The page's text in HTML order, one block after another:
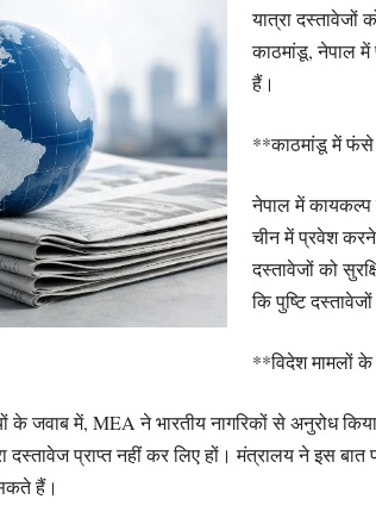
यात्रा दस्तावेजों
काठमांडू, नेपाल
हैं।
**काठमांडू में फंसे
नेपाल में कायकल्प
चीन में प्रवेश
दस्तावेजों को
कि पुष्टि
**विदेश मामलों
के जवाब में, MEA ने भारतीय नागरिकों से अनुरोध
प्राप्त नहीं कर लिए हों। मंत्रालय ने इस बात
हैं।